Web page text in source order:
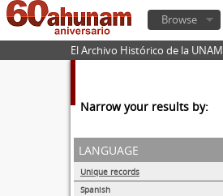
Browse
El Archivo Histórico de la UNAM
Narrow your results by:
language
Unique records
Spanish